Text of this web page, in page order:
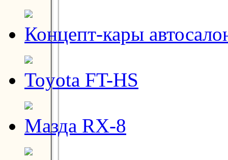
Концепт-кары
Toyota FT-HS
Мазда RX-8